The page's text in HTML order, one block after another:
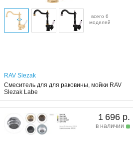
всего 6
моделей
RAV Slezak
Смеситель для для раковины, мойки RAV
Slezak Labe
1 696 р.
в наличии